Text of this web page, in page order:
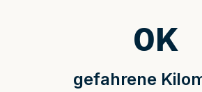
gefahrene
0K